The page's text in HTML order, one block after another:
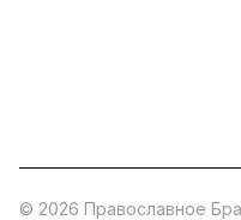
© 2026 Православное